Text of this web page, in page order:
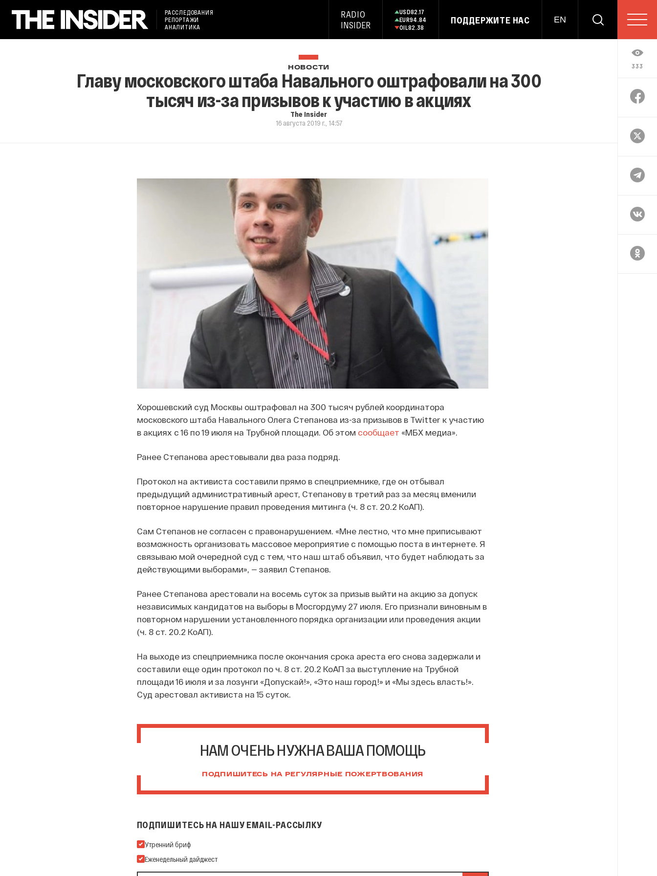
РАССЛЕДОВАНИЯ
РЕПОРТАЖИ
АНАЛИТИКА
RADIO
INSIDER
USD82.17
EUR94.84
OIL82.38
ПОДДЕРЖИТЕ НАС EN
333
НОВОСТИ
Главу московского штаба Навального оштрафовали на 300
тысяч из-за призывов к участию в акциях
The Insider
16 августа 2019 г., 14:57
Хорошевский суд Москвы оштрафовал на 300 тысяч рублей координатора
московского штаба Навального Олега Степанова из-за призывов в Twitter к участию
в акциях с 16 по 19 июля на Трубной площади. Об этом сообщает «МБХ медиа».
Ранее Степанова арестовывали два раза подряд.
Протокол на активиста составили прямо в спецприемнике, где он отбывал
предыдущий административный арест, Степанову в третий раз за месяц вменили
повторное нарушение правил проведения митинга (ч. 8 ст. 20.2 КоАП).
Сам Степанов не согласен с правонарушением. «Мне лестно, что мне приписывают
возможность организовать массовое мероприятие с помощью поста в интернете. Я
связываю мой очередной суд с тем, что наш штаб объявил, что будет наблюдать за
действующими выборами», — заявил Степанов.
Ранее Степанова арестовали на восемь суток за призыв выйти на акцию за допуск
независимых кандидатов на выборы в Мосгордуму 27 июля. Его признали виновным в
повторном нарушении установленного порядка организации или проведения акции
(ч. 8 ст. 20.2 КоАП).
На выходе из спецприемника после окончания срока ареста его снова задержали и
составили еще один протокол по ч. 8 ст. 20.2 КоАП за выступление на Трубной
площади 16 июля и за лозунги «Допускай!», «Это наш город!» и «Мы здесь власть!».
Суд арестовал активиста на 15 суток.
НАМ ОЧЕНЬ НУЖНА ВАША ПОМОЩЬ
ПОДПИШИТЕСЬ НА РЕГУЛЯРНЫЕ ПОЖЕРТВОВАНИЯ
ПОДПИШИТЕСЬ НА НАШУ EMAIL-РАССЫЛКУ
Подпишитесь на нашу Email-рассылку
Утренний бриф
Еженедельный дайджест